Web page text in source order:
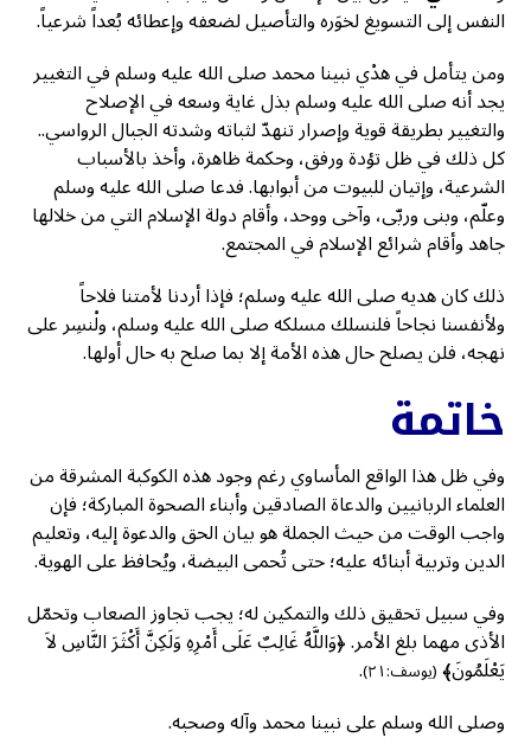
النفس إلى التسويغ لخوَره والتأصيل لضعفه وإعطائه بُعداً شرعياً.
ومن يتأمل في هدْي نبينا محمد صلى الله عليه وسلم في التغيير
يجد أنه صلى الله عليه وسلم بذل غاية وسعه في الإصلاح
والتغيير بطريقة قوية وإصرار تنهدّ لثباته وشدته الجبال الرواسي..
كل ذلك في ظل تؤدة ورفق، وحكمة ظاهرة، وأخذ بالأسباب
الشرعية، وإتيان للبيوت من أبوابها. فدعا صلى الله عليه وسلم
وعلّم، وبنى وربّى، وآخى ووحد، وأقام دولة الإسلام التي من خلالها
جاهد وأقام شرائع الإسلام في المجتمع.
ذلك كان هديه صلى الله عليه وسلم؛ فإذا أردنا لأمتنا فلاحاً
ولأنفسنا نجاحاً فلنسلك مسلكه صلى الله عليه وسلم، ولْنسِر على
نهجه، فلن يصلح حال هذه الأمة إلا بما صلح به حال أولها.
خاتمة
وفي ظل هذا الواقع المأساوي رغم وجود هذه الكوكبة المشرقة من
العلماء الربانيين والدعاة الصادقين وأبناء الصحوة المباركة؛ فإن
واجب الوقت من حيث الجملة هو بيان الحق والدعوة إليه، وتعليم
الدين وتربية أبنائه عليه؛ حتى تُحمى البيضة، ويُحافظ على الهوية.
وفي سبيل تحقيق ذلك والتمكين له؛ يجب تجاوز الصعاب وتحمّل
الأذى مهما بلغ الأمر. ﴿وَاللَّهُ غَالِبٌ عَلَى أَمْرِهِ وَلَكِنَّ أَكْثَرَ النَّاسِ لاَ
يَعْلَمُونَ﴾(يوسف:٢١)
.
وصلى الله وسلم على نبينا محمد وآله وصحبه.